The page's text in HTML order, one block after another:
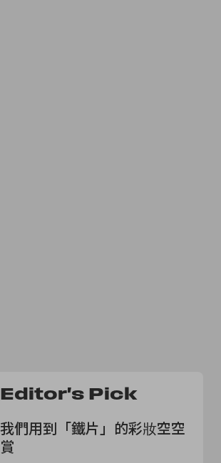
Editor's Pick
我們用到「鐵片」的彩妝空空
賞